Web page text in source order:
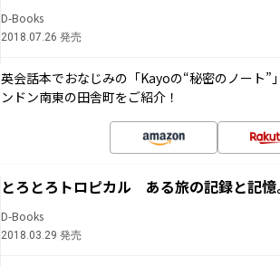
D-Books
2018.07.26 発売
英会話本でおなじみの「Kayoの“秘密のノート
ンドン南東の田舎町をご紹介！
とろとろトロピカル ある旅の記録と記
D-Books
2018.03.29 発売